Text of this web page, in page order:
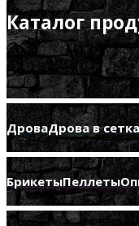
Каталог
ДроваДрова в
БрикетыПеллеты